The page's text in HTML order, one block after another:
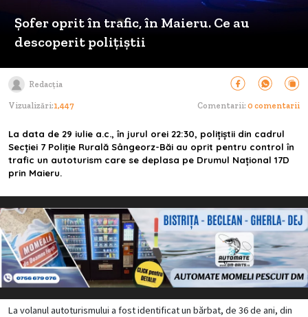
Șofer oprit în trafic, în Maieru. Ce au
descoperit polițiștii
Redacția
Vizualizări:1,447 Comentarii: 0 comentarii
La data de 29 iulie a.c., în jurul orei 22:30, polițiștii din cadrul
Secției 7 Poliție Rurală Sângeorz-Băi au oprit pentru control în
trafic un autoturism care se deplasa pe Drumul Național 17D
prin Maieru.
La volanul autoturismului a fost identificat un bărbat, de 36 de ani, din